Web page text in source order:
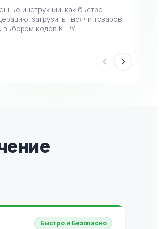
инструкции: как быстро
загрузить тысячи товаров
выбором кодов КТРУ.
Быстро и Безопасно